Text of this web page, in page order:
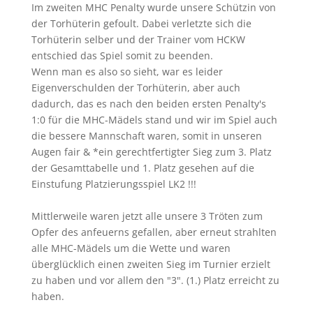
Im zweiten MHC Penalty wurde unsere Schützin von
der Torhüterin gefoult. Dabei verletzte sich die
Torhüterin selber und der Trainer vom HCKW
entschied das Spiel somit zu beenden.
Wenn man es also so sieht, war es leider
Eigenverschulden der Torhüterin, aber auch
dadurch, das es nach den beiden ersten Penalty's
1:0 für die MHC-Mädels stand und wir im Spiel auch
die bessere Mannschaft waren, somit in unseren
Augen fair & *ein gerechtfertigter Sieg zum 3. Platz
der Gesamttabelle und 1. Platz gesehen auf die
Einstufung Platzierungsspiel LK2 !!!
Mittlerweile waren jetzt alle unsere 3 Tröten zum
Opfer des anfeuerns gefallen, aber erneut strahlten
alle MHC-Mädels um die Wette und waren
überglücklich einen zweiten Sieg im Turnier erzielt
zu haben und vor allem den "3". (1.) Platz erreicht zu
haben.